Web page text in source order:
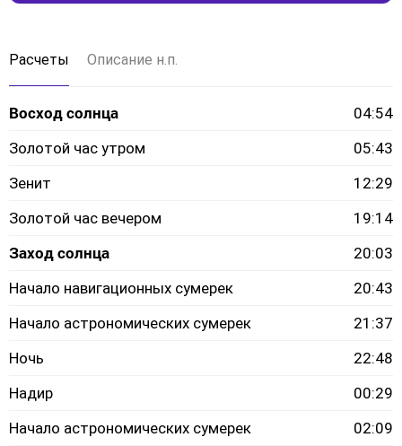
Расчеты Описание н.п.
Восход солнца
04:54
Золотой час утром
05:43
Зенит
12:29
Золотой час вечером
19:14
Заход солнца
20:03
Начало навигационных сумерек
20:43
Начало астрономических сумерек
21:37
Ночь
22:48
Надир
00:29
Начало астрономических сумерек
02:09